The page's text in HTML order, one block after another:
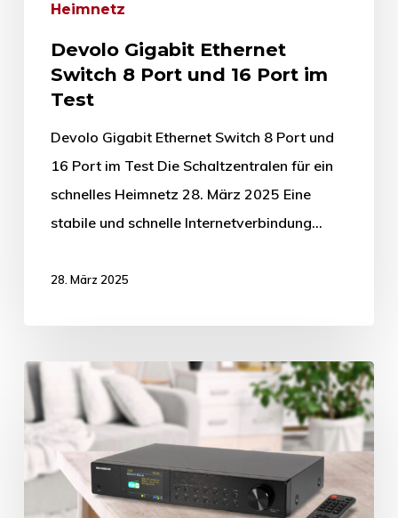
Heimnetz
Devolo Gigabit Ethernet
Switch 8 Port und 16 Port im
Test
Devolo Gigabit Ethernet Switch 8 Port und
16 Port im Test Die Schaltzentralen für ein
schnelles Heimnetz 28. März 2025 Eine
stabile und schnelle Internetverbindung…
28. März 2025